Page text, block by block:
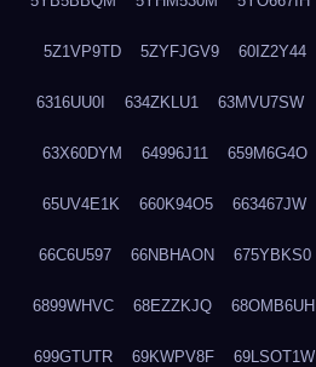
5Z1VP9TD 5ZYFJGV9 60IZ2Y44
6316UU0I 634ZKLU1 63MVU7SW
63X60DYM 64996J11 659M6G4O
65UV4E1K 660K94O5 663467JW
66C6U597 66NBHAON 675YBKS0
6899WHVC 68EZZKJQ 68OMB6UH
699GTUTR 69KWPV8F 69LSOT1W